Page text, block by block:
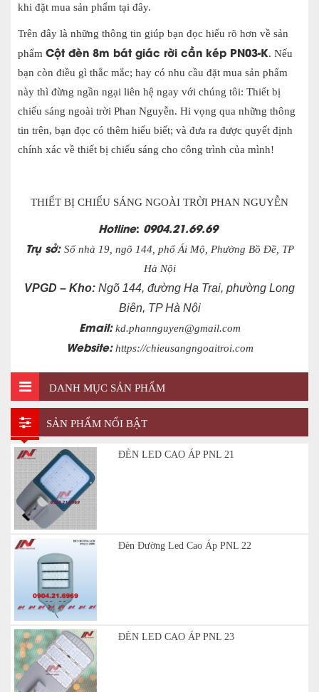
khi đặt mua sản phẩm tại đây.
Trên đây là những thông tin giúp bạn đọc hiểu rõ hơn về sản
phẩm Cột đèn 8m bát giác rời cần kép PN03-K. Nếu
bạn còn điều gì thắc mắc; hay có nhu cầu đặt mua sản phẩm
này thì đừng ngần ngại liên hệ ngay với chúng tôi: Thiết bị
chiếu sáng ngoài trời Phan Nguyễn. Hi vọng qua những thông
tin trên, bạn đọc có thêm hiểu biết; và đưa ra được quyết định
chính xác về thiết bị chiếu sáng cho công trình của mình!
THIẾT BỊ CHIẾU SÁNG NGOÀI TRỜI PHAN NGUYỄN
Hotline: 0904.21.69.69
Trụ sở: Số nhà 19, ngõ 144, phố Ái Mộ, Phường Bồ Đề, TP
Hà Nội
VPGD – Kho: Ngõ 144, đường Hạ Trại, phường Long
Biên, TP Hà Nội
Email:kd.phannguyen@gmail.com
Website:https://chieusangngoaitroi.com
DANH MỤC SẢN PHẨM
SẢN PHẨM NỔI BẬT
ĐÈN LED CAO ÁP PNL 21
Đèn Đường Led Cao Áp PNL 22
ĐÈN LED CAO ÁP PNL 23